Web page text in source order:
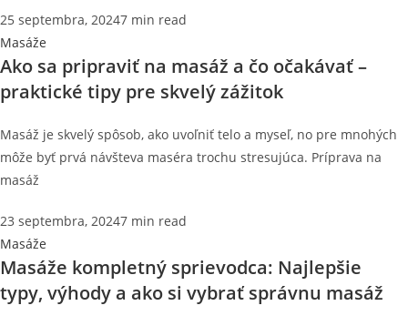
25 septembra, 20247 min read
Masáže
Ako sa pripraviť na masáž a čo očakávať –
praktické tipy pre skvelý zážitok
Masáž je skvelý spôsob, ako uvoľniť telo a myseľ, no pre mnohých
môže byť prvá návšteva maséra trochu stresujúca. Príprava na
masáž
23 septembra, 20247 min read
Masáže
Masáže kompletný sprievodca: Najlepšie
typy, výhody a ako si vybrať správnu masáž